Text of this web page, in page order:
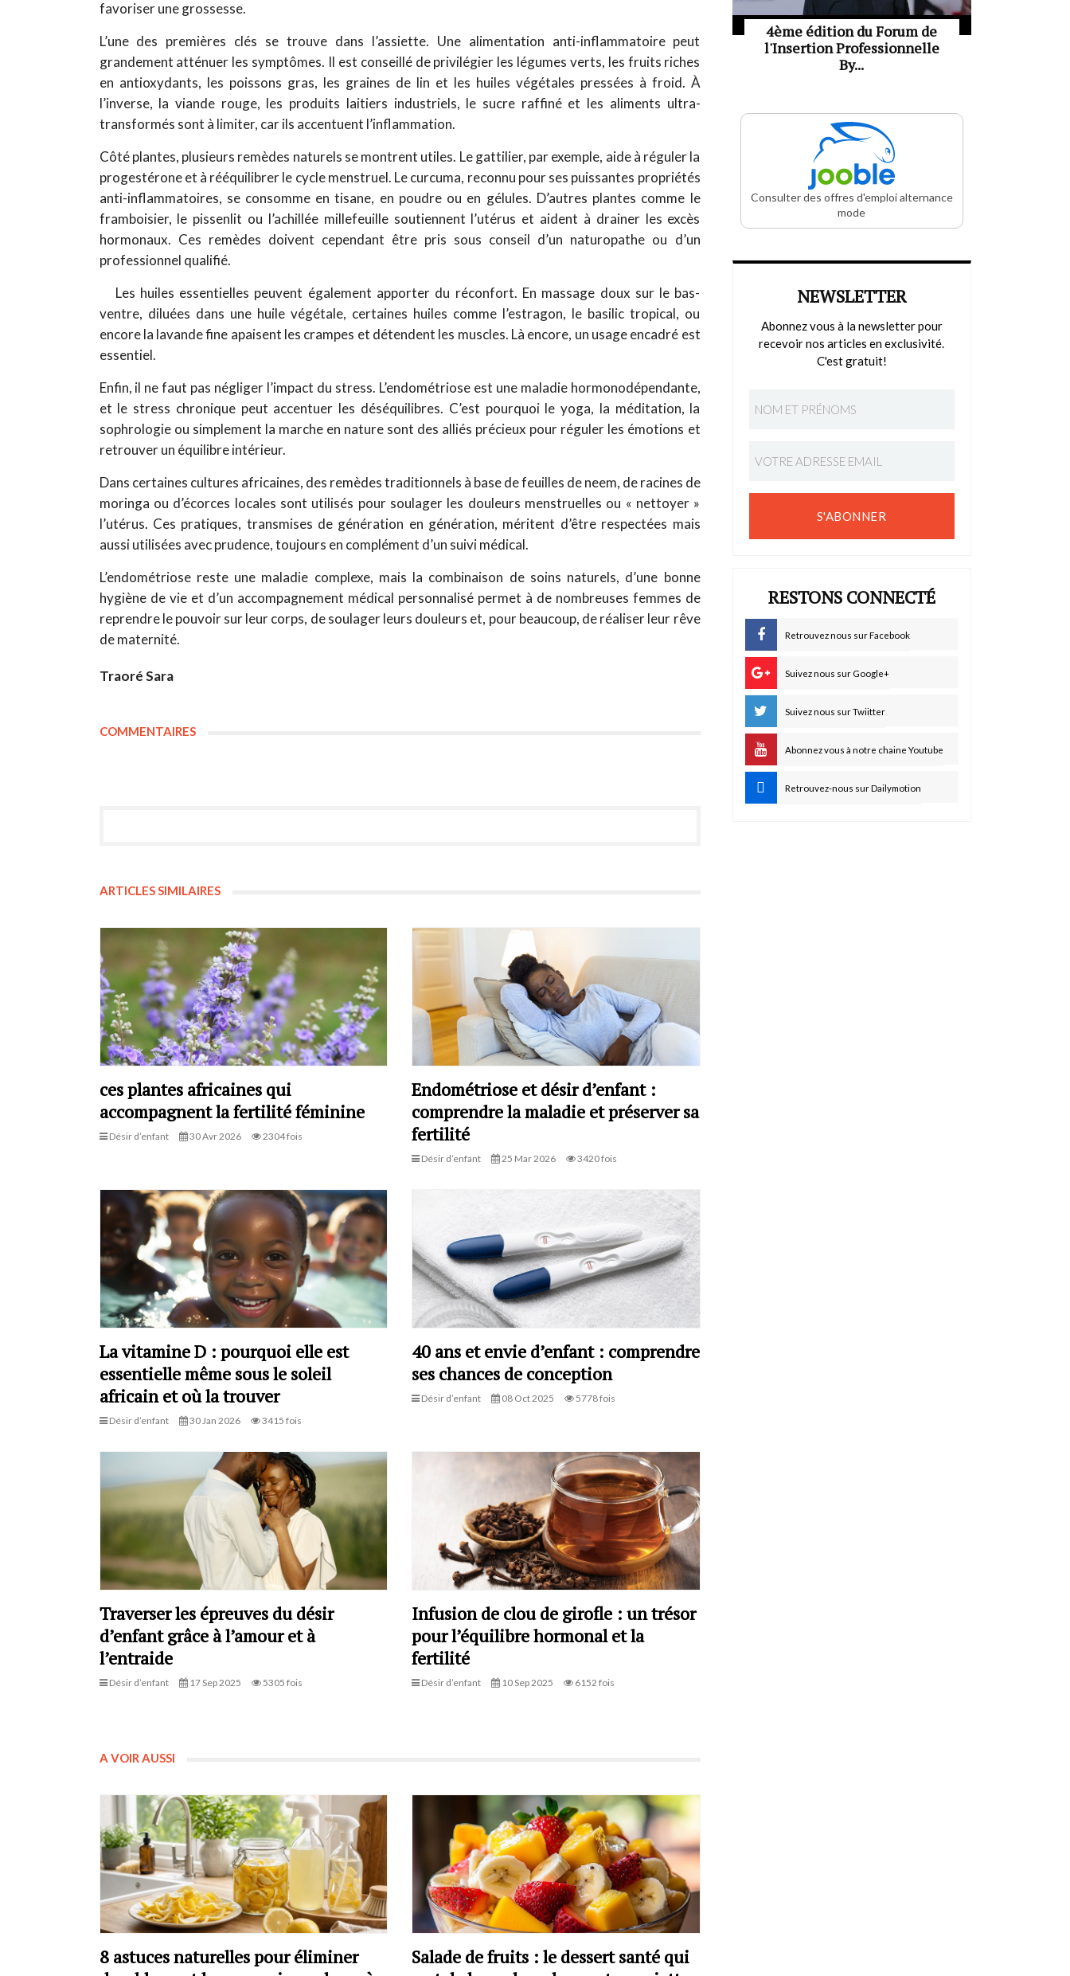
favoriser une grossesse.
L’une des premières clés se trouve dans l’assiette. Une alimentation anti-inflammatoire peut
grandement atténuer les symptômes. Il est conseillé de privilégier les légumes verts, les fruits riches
en antioxydants, les poissons gras, les graines de lin et les huiles végétales pressées à froid. À
l’inverse, la viande rouge, les produits laitiers industriels, le sucre raffiné et les aliments ultra-
transformés sont à limiter, car ils accentuent l’inflammation.
Côté plantes, plusieurs remèdes naturels se montrent utiles. Le gattilier, par exemple, aide à réguler la
progestérone et à rééquilibrer le cycle menstruel. Le curcuma, reconnu pour ses puissantes propriétés
anti-inflammatoires, se consomme en tisane, en poudre ou en gélules. D’autres plantes comme le
framboisier, le pissenlit ou l’achillée millefeuille soutiennent l’utérus et aident à drainer les excès
hormonaux. Ces remèdes doivent cependant être pris sous conseil d’un naturopathe ou d’un
professionnel qualifié.
Les huiles essentielles peuvent également apporter du réconfort. En massage doux sur le bas-
ventre, diluées dans une huile végétale, certaines huiles comme l’estragon, le basilic tropical, ou
encore la lavande fine apaisent les crampes et détendent les muscles. Là encore, un usage encadré est
essentiel.
Enfin, il ne faut pas négliger l’impact du stress. L’endométriose est une maladie hormonodépendante,
et le stress chronique peut accentuer les déséquilibres. C’est pourquoi le yoga, la méditation, la
sophrologie ou simplement la marche en nature sont des alliés précieux pour réguler les émotions et
retrouver un équilibre intérieur.
Dans certaines cultures africaines, des remèdes traditionnels à base de feuilles de neem, de racines de
moringa ou d’écorces locales sont utilisés pour soulager les douleurs menstruelles ou « nettoyer »
l’utérus. Ces pratiques, transmises de génération en génération, méritent d’être respectées mais
aussi utilisées avec prudence, toujours en complément d’un suivi médical.
L’endométriose reste une maladie complexe, mais la combinaison de soins naturels, d’une bonne
hygiène de vie et d’un accompagnement médical personnalisé permet à de nombreuses femmes de
reprendre le pouvoir sur leur corps, de soulager leurs douleurs et, pour beaucoup, de réaliser leur rêve
de maternité.
Traoré Sara
COMMENTAIRES
ARTICLES SIMILAIRES
ces plantes africaines qui
accompagnent la fertilité féminine
Désir d’enfant 30 Avr 2026 2304 fois
Endométriose et désir d’enfant :
comprendre la maladie et préserver sa
fertilité
Désir d’enfant 25 Mar 2026 3420 fois
La vitamine D : pourquoi elle est
essentielle même sous le soleil
africain et où la trouver
Désir d’enfant 30 Jan 2026 3415 fois
40 ans et envie d’enfant : comprendre
ses chances de conception
Désir d’enfant 08 Oct 2025 5778 fois
Traverser les épreuves du désir
d’enfant grâce à l’amour et à
l’entraide
Désir d’enfant 17 Sep 2025 5305 fois
Infusion de clou de girofle : un trésor
pour l’équilibre hormonal et la
fertilité
Désir d’enfant 10 Sep 2025 6152 fois
A VOIR AUSSI
8 astuces naturelles pour éliminer
Salade de fruits : le dessert santé qui
4ème édition du Forum de
l'Insertion Professionnelle
By...
Consulter des offres d'emploi alternance
mode
NEWSLETTER
Abonnez vous à la newsletter pour
recevoir nos articles en exclusivité.
C'est gratuit!
S'ABONNER
RESTONS CONNECTÉ
Retrouvez nous sur Facebook
Suivez nous sur Google+
Suivez nous sur Twiitter
Abonnez vous à notre chaine Youtube
Retrouvez-nous sur Dailymotion